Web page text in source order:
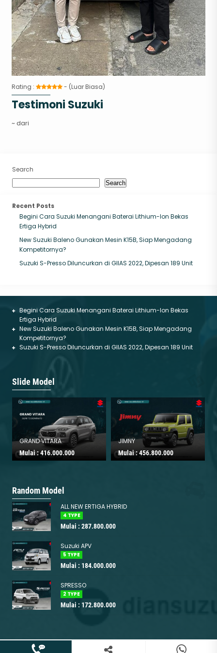
085770077241 +6285770077241
Rating : - (Luar Biasa)
Testimoni Suzuki
~ dari
Search
Search
Recent Posts
Begini Cara Suzuki Menangani Baterai Lithium-Ion Bekas
Ertiga Hybrid
New Suzuki Baleno Gunakan Mesin K15B, Siap Mengadang
Kompetitornya?
Suzuki S-Presso Diluncurkan di GIIAS 2022, Dipesan 189 Unit
Begini Cara Suzuki Menangani Baterai Lithium-Ion Bekas
Ertiga Hybrid
New Suzuki Baleno Gunakan Mesin K15B, Siap Mengadang
Kompetitornya?
Suzuki S-Presso Diluncurkan di GIIAS 2022, Dipesan 189 Unit
Slide Model
GRAND VITARA
Mulai :416.000.000
JIMNY
Mulai :456.800.000
Random Model
ALL NEW ERTIGA HYBRID
4 TYPE
Mulai : 287.800.000
Suzuki APV
5 TYPE
Mulai : 184.000.000
SPRESSO
2 TYPE
Mulai : 172.800.000
Copyright © 2026 www.suzukibekasi.id | Support by Websiters